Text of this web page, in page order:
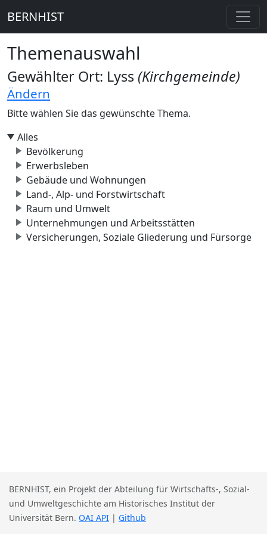
BERNHIST
Themenauswahl
Gewählter Ort: Lyss (Kirchgemeinde)
Ändern
Bitte wählen Sie das gewünschte Thema.
Alles
Bevölkerung
Erwerbsleben
Gebäude und Wohnungen
Land-, Alp- und Forstwirtschaft
Raum und Umwelt
Unternehmungen und Arbeitsstätten
Versicherungen, Soziale Gliederung und Fürsorge
BERNHIST, ein Projekt der Abteilung für Wirtschafts-, Sozial-
und Umweltgeschichte am Historisches Institut der
Universität Bern. OAI API | Github